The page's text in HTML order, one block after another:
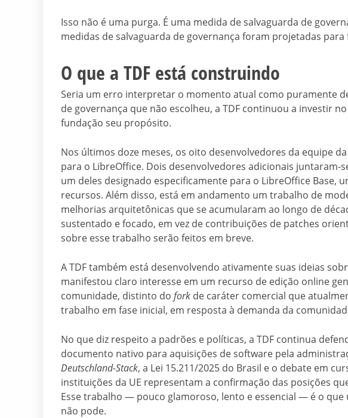
Isso não é uma purga. É uma medida de salvaguarda de
medidas de salvaguarda de governança foram projetadas para
O que a TDF está construindo
Seria um erro interpretar o momento atual como puramente
de governança que não escolheu, a TDF continuou a investir
fundação seu propósito.
Nos últimos doze meses, os oito desenvolvedores da equipe
para o LibreOffice. Dois desenvolvedores adicionais juntaram-
um deles designado especificamente para o LibreOffice Base,
recursos. Além disso, está em andamento um trabalho de
melhorias arquitetônicas que se acumularam ao longo de
sustentado e focado, em vez de contribuições de patches
sobre esse trabalho serão feitos em breve.
A TDF também está desenvolvendo ativamente suas ideias
manifestou claro interesse em um recurso de edição online
comunidade, distinto do fork de caráter comercial que
trabalho em fase inicial, em resposta à demanda da
No que diz respeito a padrões e políticas, a TDF continua
documento nativo para aquisições de software pela
Deutschland-Stack, a Lei 15.211/2025 do Brasil e o debate em
instituições da UE representam a confirmação das posições
Esse trabalho — pouco glamoroso, lento e essencial — é o que
não pode.